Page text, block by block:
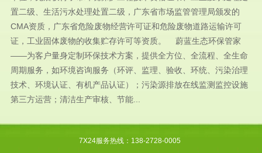
置二级、生活污水处理处置二级，广东省市场监管管理局颁发的
CMA资质，广东省危险废物经营许可证和危险废物道路运输许可
证，工业固体废物的收集贮存许可等资质。 蔚蓝生态环保管家
——为客户量身定制环保技术方案，提供全方位、全流程、全生命
周期服务，如环境咨询服务（环评、监理、验收、环统、污染治理
技术、环境认证、有机产品认证）；污染源排放在线监测监控设施
第三方运营；清洁生产审核、节能...
7X24服务热线：138-2728-0005